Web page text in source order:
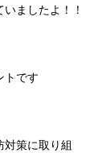
ましたよ！！
トです
対策に取り組